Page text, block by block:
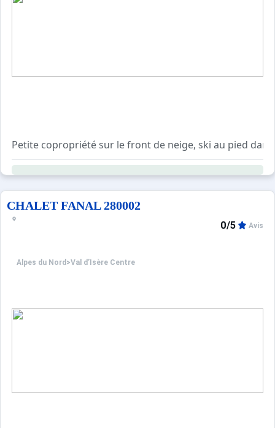
Petite copropriété sur le front de neige, ski au pied
A quelques pas de la patinoire et de toutes les
Résidence sans ascenseur, sécurisée avec digicode.
Local à ski collectif attenant au bâtiment.
Containers municipaux situés en dehors de la résidence.
CHALET FANAL 280002
Alpes du Nord >Val d’Isère Centre
0/5 Avis